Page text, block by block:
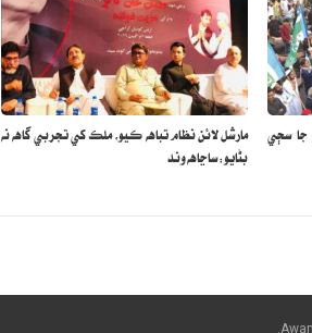
جا سڄي
مارشل لائن نظام تباهه ڪيو، ملڪ کي تجربي گاهه نه
بڻايو: ساڃاهه وند